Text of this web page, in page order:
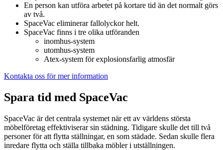
En person kan utföra arbetet på kortare tid än det normalt görs
av två.
SpaceVac eliminerar fallolyckor helt.
SpaceVac finns i tre olika utföranden
inomhus-system
utomhus-system
Atex-system för explosionsfarlig atmosfär
Kontakta oss för mer information
Spara tid med SpaceVac
SpaceVac är det centrala systemet när ett av världens största
möbelföretag effektiviserar sin städning. Tidigare skulle det till två
personer för att flytta ställningar, en som städade. Sedan skulle flera
inredare flytta och ställa tillbaka möbler i utställningen.